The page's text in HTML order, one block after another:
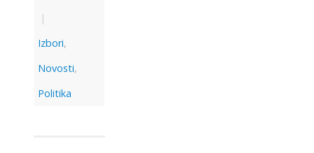
|
Izbori,
Novosti,
Politika